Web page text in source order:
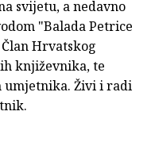
svijetu, a nedavno
"Balada Petrice
Hrvatskog
književnika, te
umjetnika. Živi i radi